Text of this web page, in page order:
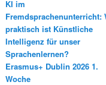
KI im
Fremdsprachenunterricht:
praktisch ist Künstliche
Intelligenz für unser
Sprachenlernen?
Erasmus+ Dublin 2026 1.
Woche